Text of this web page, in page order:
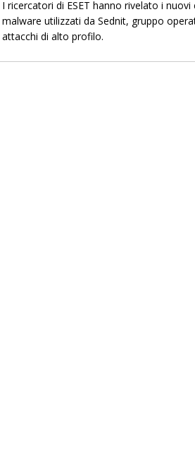
I ricercatori di ESET hanno rivelato i
malware utilizzati da Sednit, gruppo
attacchi di alto profilo.